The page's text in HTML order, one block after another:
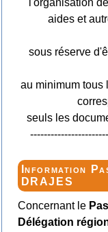
l'organisation
aides et
sous réserve
au minimum tous
seuls les
Information
DRAJES
Concernant le
Délégation